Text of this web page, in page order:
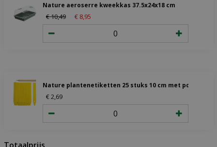
Nature aeroserre kweekkas 37.5x24x18 cm
€10,49 € 8 95
Nature plantenetiketten 25 stuks 10 cm met potlood
€ 2 69